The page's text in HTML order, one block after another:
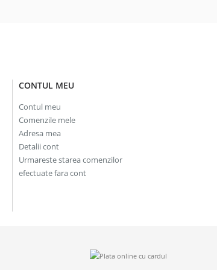
CONTUL MEU
Contul meu
Comenzile mele
Adresa mea
Detalii cont
Urmareste starea comenzilor
efectuate fara cont